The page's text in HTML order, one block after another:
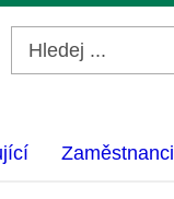
Zaměstnanci